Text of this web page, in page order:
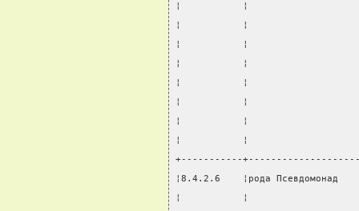
¦           ¦
¦           ¦
¦           ¦
¦           ¦
¦           ¦
¦           ¦
¦           ¦
¦           ¦
+-----------
¦8.4.2.6    ¦рода
¦           ¦